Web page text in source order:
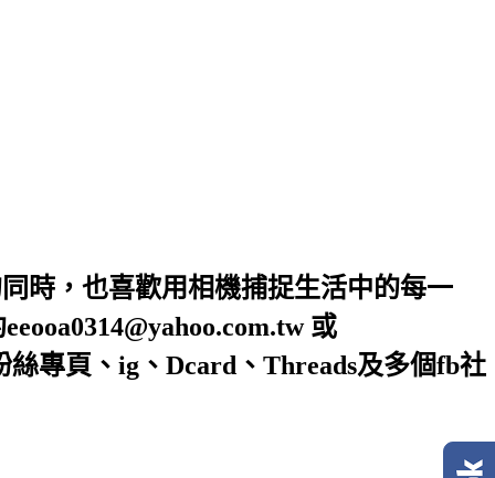
時，也喜歡用相機捕捉生活中的每一
或
絲專頁、ig、Dcard、Threads及多個fb社